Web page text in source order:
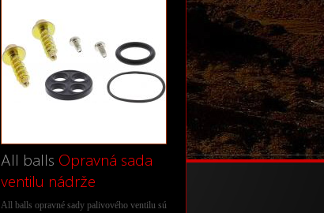
All balls Opravná sada
ventilu nádrže
All balls opravné sady palivového ventilu sú